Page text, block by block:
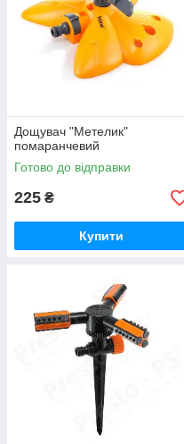
Дощувач "Метелик"
помаранчевий
Готово до відправки
225 ₴
Купити